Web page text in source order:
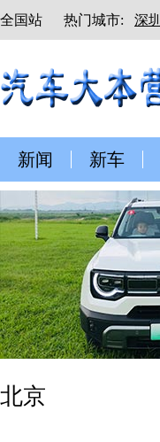
全国站 热门城市: 深圳
新闻 新车
北京